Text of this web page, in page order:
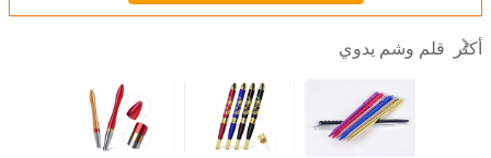
أكثر قلم وشم يدوي